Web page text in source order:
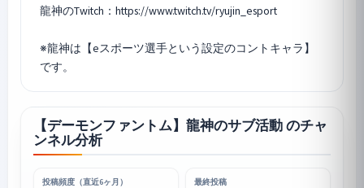
龍神のTwitch：https://www.twitch.tv/ryujin_esport
※龍神は【eスポーツ選手という設定のコントキャラ】
【デーモンファントム】龍神のサブ活動 のチャ
ンネル分析
投稿頻度（直近6ヶ月） 最終投稿